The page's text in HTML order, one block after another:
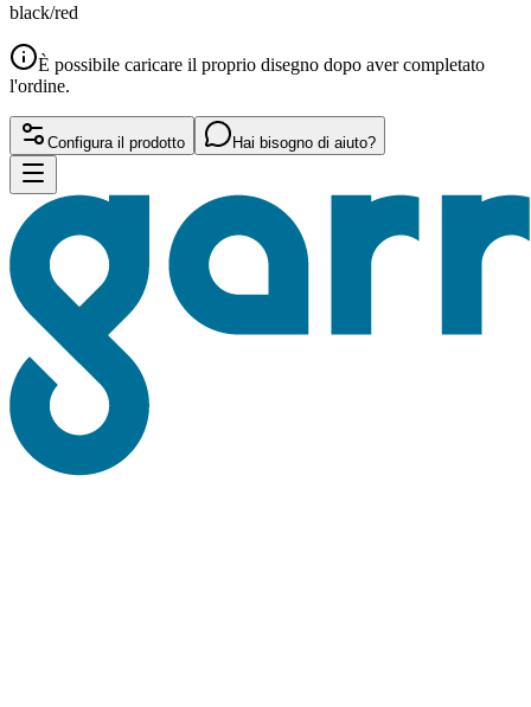
black/red
È possibile caricare il proprio disegno dopo aver completato
l'ordine.
Configura il prodotto Hai bisogno di aiuto?